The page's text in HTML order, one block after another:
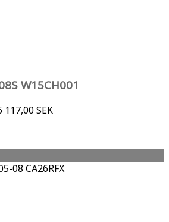
W15CH001
117,00 SEK